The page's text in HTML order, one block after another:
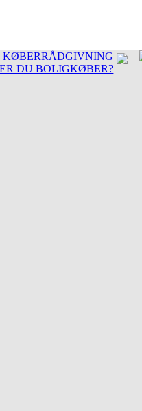
KØBERRÅDGIVNING
ER DU BOLIGKØBER?